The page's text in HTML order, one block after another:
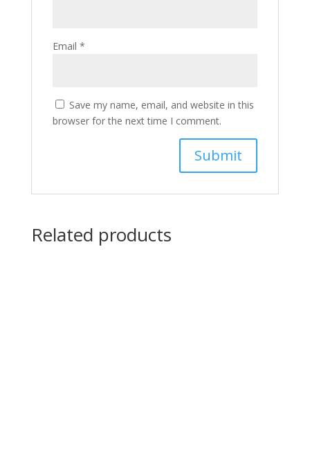
Email *
Save my name, email, and website in this
browser for the next time I comment.
Related products